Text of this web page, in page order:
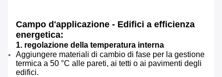
Campo d'applicazione - Edifici a efficienza
energetica:
1. regolazione della temperatura interna
Aggiungere materiali di cambio di fase per la gestione
termica a 50 °C alle pareti, ai tetti o ai pavimenti degli
edifici.